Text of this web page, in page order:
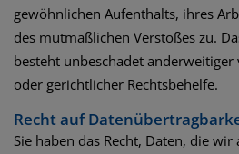
gewöhnlichen Aufenthalts, ihres
des mutmaßlichen Verstoßes zu.
besteht unbeschadet
oder gerichtlicher Rechtsbehelfe.
Recht auf
Sie haben das Recht, Daten, die